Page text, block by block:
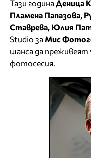
Тази годинаДеница
Пламена Папазова,
Ставрева, Юлия
Studio за Мис
шанса да преживеят
фотосесия.